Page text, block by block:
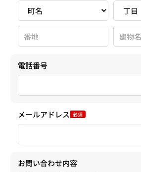
電話番号
メールアドレス 必須
お問い合わせ内容